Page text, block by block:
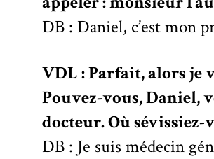
DB : Daniel, c’est mon
VDL : Parfait, alors je
Pouvez-vous, Daniel,
docteur. Où sévissiez-
DB : Je suis médecin